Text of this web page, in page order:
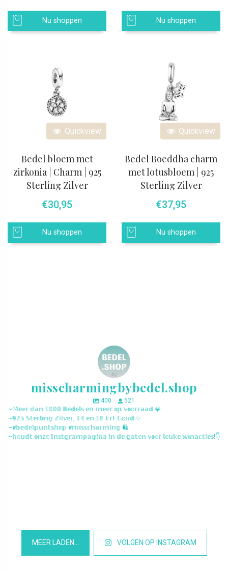
Nu shoppen Nu shoppen
Quickview
Bedel bloem met
zirkonia | Charm | 925
Sterling Zilver
€30,95
Nu shoppen
Quickview
Bedel Boeddha charm
met lotusbloem | 925
Sterling Zilver
€37,95
Nu shoppen
misscharmingbybedel.shop
400
521
~𝕄𝕖𝕖𝕣 𝕕𝕒𝕟 𝟙𝟘𝟘𝟘 𝔹𝕖𝕕𝕖𝕝𝕤 𝕖𝕟 𝕞𝕖𝕖𝕣 𝕠𝕡 𝕧𝕠𝕠𝕣𝕣𝕒𝕒𝕕 💎
~𝟡𝟚𝟝 𝕊𝕥𝕖𝕣𝕝𝕚𝕟𝕘 ℤ𝕚𝕝𝕧𝕖𝕣, 𝟙𝟜 𝕖𝕟 𝟙𝟠 𝕜𝕣𝕥 𝔾𝕠𝕦𝕕 ✨
~#𝕓𝕖𝕕𝕖𝕝𝕡𝕦𝕟𝕥𝕤𝕙𝕠𝕡 #𝕞𝕚𝕤𝕤𝕔𝕙𝕒𝕣𝕞𝕚𝕟𝕘 🛍️
~𝕙𝕠𝕦𝕕𝕥 𝕠𝕟𝕫𝕖 𝕀𝕟𝕤𝕥𝕘𝕣𝕒𝕞𝕡𝕒𝕘𝕚𝕟𝕒 𝕚𝕟 𝕕𝕖 𝕘𝕒𝕥𝕖𝕟 𝕧𝕠𝕠𝕣 𝕝𝕖𝕦𝕜𝕖 𝕨𝕚𝕟𝕒𝕔𝕥𝕚𝕖𝕤!👇
MEER LADEN… VOLGEN OP INSTAGRAM